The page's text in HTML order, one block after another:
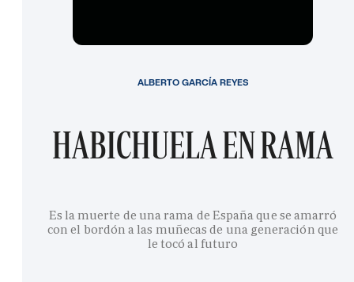
HABICHUELA EN RAMA
Es la muerte de una rama de España que se amarró
con el bordón a las muñecas de una generación que
le tocó al futuro
ALBERTO GARCÍA REYES